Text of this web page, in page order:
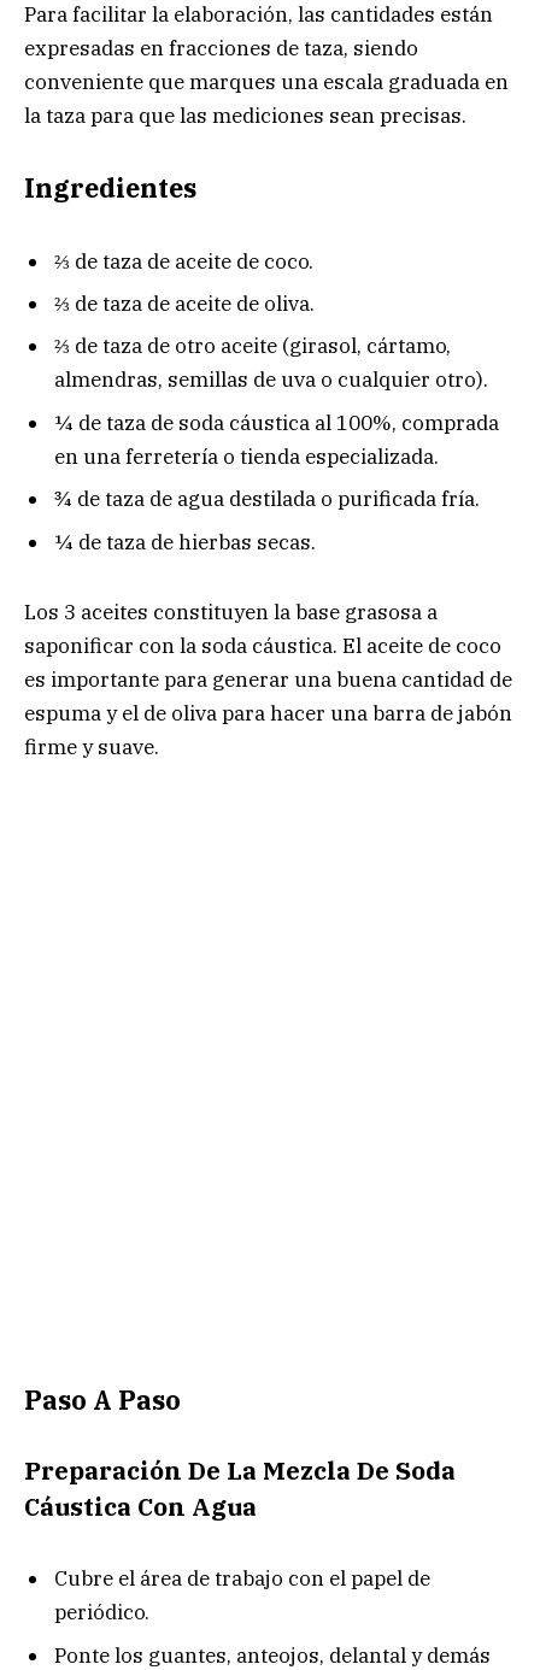
Para facilitar la elaboración, las cantidades están
expresadas en fracciones de taza, siendo
conveniente que marques una escala graduada en
la taza para que las mediciones sean precisas.
Ingredientes
⅔ de taza de aceite de coco.
⅔ de taza de aceite de oliva.
⅔ de taza de otro aceite (girasol, cártamo,
almendras, semillas de uva o cualquier otro).
¼ de taza de soda cáustica al 100%, comprada
en una ferretería o tienda especializada.
¾ de taza de agua destilada o purificada fría.
¼ de taza de hierbas secas.
Los 3 aceites constituyen la base grasosa a
saponificar con la soda cáustica. El aceite de coco
es importante para generar una buena cantidad de
espuma y el de oliva para hacer una barra de jabón
firme y suave.
Paso A Paso
Preparación De La Mezcla De Soda
Cáustica Con Agua
Cubre el área de trabajo con el papel de
periódico.
Ponte los guantes, anteojos, delantal y demás